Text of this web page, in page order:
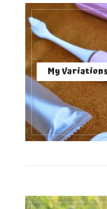
My